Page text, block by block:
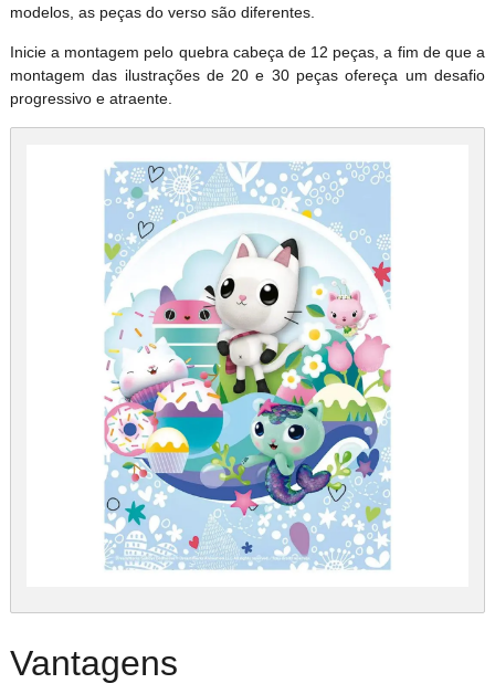
modelos, as peças do verso são diferentes.
Inicie a montagem pelo quebra cabeça de 12 peças, a fim de que a
montagem das ilustrações de 20 e 30 peças ofereça um desafio
progressivo e atraente.
Vantagens